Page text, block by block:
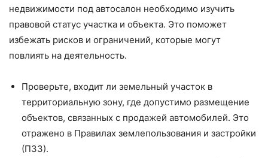
недвижимости под автосалон необходимо изучить
правовой статус участка и объекта. Это поможет
избежать рисков и ограничений, которые могут
повлиять на деятельность.
Проверьте, входит ли земельный участок в
территориальную зону, где допустимо размещение
объектов, связанных с продажей автомобилей. Это
отражено в Правилах землепользования и застройки
(ПЗЗ).